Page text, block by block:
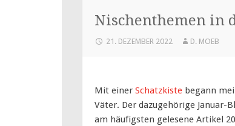
Nischenthemen in
21. DEZEMBER 2022 D. MOEB
Mit einer Schatzkiste begann
Väter. Der dazugehörige
am häufigsten gelesene Artikel